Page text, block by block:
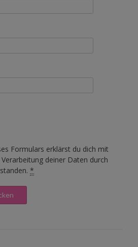
Formulars erklärst du dich mit
deiner Daten durch
*